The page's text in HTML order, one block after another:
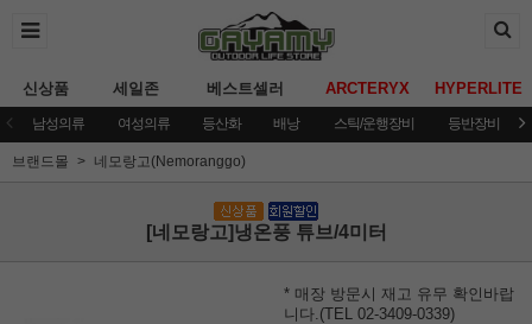
신상품 세일존 베스트셀러 ARCTERYX HYPERLITE
남성의류 여성의류 등산화 배낭 스틱/운행장비 등반장비
브랜드몰 네모랑고(Nemoranggo)
[네모랑고]냉온풍 튜브/4미터
* 매장 방문시 재고 유무 확인바랍
니다.(TEL 02-3409-0339)